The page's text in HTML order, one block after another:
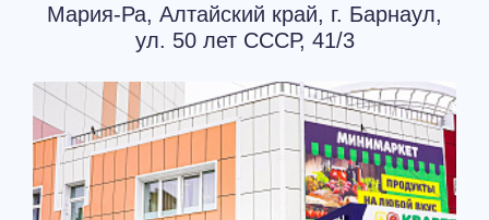
Мария-Ра, Алтайский край, г. Барнаул,
ул. 50 лет СССР, 41/3